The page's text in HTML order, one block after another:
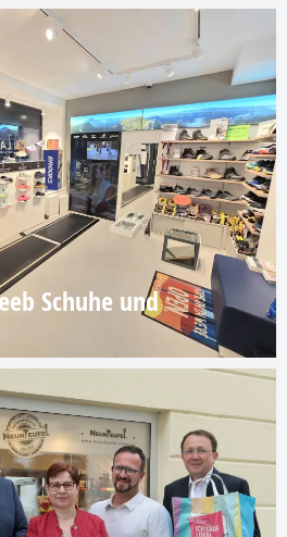
Schuhe und